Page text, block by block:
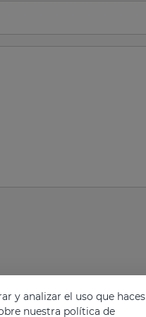
y analizar el uso que haces
nuestra política de